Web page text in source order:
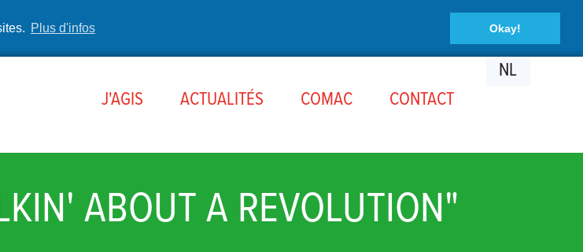
Plus d'infos Okay!
J'AGIS ACTUALITÉS COMAC CONTACT
NL
ABOUT A REVOLUTION"